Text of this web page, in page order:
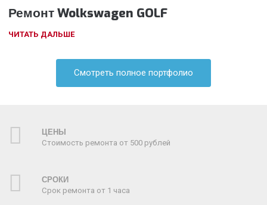
Ремонт Wolkswagen GOLF
ЧИТАТЬ ДАЛЬШЕ
Смотреть полное портфолио
ЦЕНЫ
Стоимость ремонта от 500 рублей
СРОКИ
Срок ремонта от 1 часа